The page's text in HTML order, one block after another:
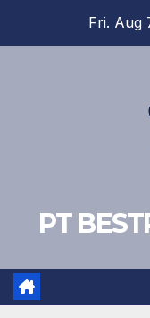
Fri. Aug
PT